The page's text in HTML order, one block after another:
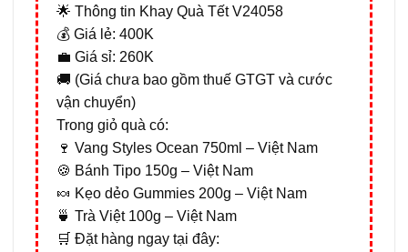
🌟 Thông tin Khay Quà Tết V24058
💰 Giá lẻ: 400K
💼 Giá sỉ: 260K
🚚 (Giá chưa bao gồm thuế GTGT và cước
vận chuyển)
Trong giỏ quà có:
🍷 Vang Styles Ocean 750ml – Việt Nam
🍪 Bánh Tipo 150g – Việt Nam
🍬 Kẹo dẻo Gummies 200g – Việt Nam
🍵 Trà Việt 100g – Việt Nam
🛒 Đặt hàng ngay tại đây: